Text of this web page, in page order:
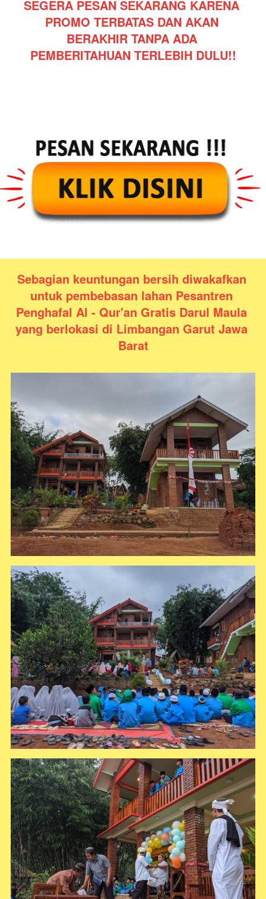
SEGERA PESAN SEKARANG KARENA
PROMO TERBATAS DAN AKAN
BERAKHIR TANPA ADA
PEMBERITAHUAN TERLEBIH DULU!!
Sebagian keuntungan bersih diwakafkan
untuk pembebasan lahan Pesantren
Penghafal Al - Qur'an Gratis Darul Maula
yang berlokasi di Limbangan Garut Jawa
Barat